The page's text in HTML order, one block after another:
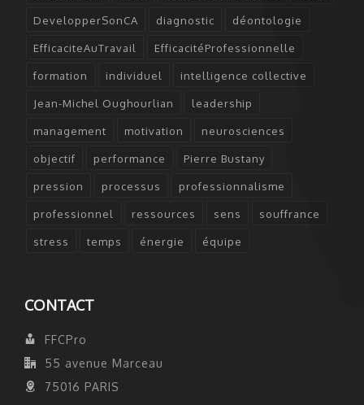
DevelopperSonCA diagnostic déontologie
EfficaciteAuTravail EfficacitéProfessionnelle
formation individuel intelligence collective
Jean-Michel Oughourlian leadership
management motivation neurosciences
objectif performance Pierre Bustany
pression processus professionnalisme
professionnel ressources sens souffrance
stress temps énergie équipe
CONTACT
FFCPro
55 avenue Marceau
75016 PARIS